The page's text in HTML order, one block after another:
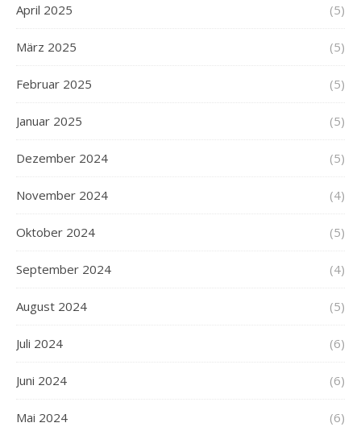
April 2025 (5)
März 2025 (5)
Februar 2025 (5)
Januar 2025 (5)
Dezember 2024 (5)
November 2024 (4)
Oktober 2024 (5)
September 2024 (4)
August 2024 (5)
Juli 2024 (6)
Juni 2024 (6)
Mai 2024 (6)